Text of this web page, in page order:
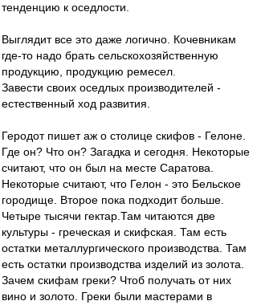
тенденцию к оседлости.
Выглядит все это даже логично. Кочевникам
где-то надо брать сельскохозяйственную
продукцию, продукцию ремесел.
Завести своих оседлых производителей -
естественный ход развития.
Геродот пишет аж о столице скифов - Гелоне.
Где он? Что он? Загадка и сегодня. Некоторые
считают, что он был на месте Саратова.
Некоторые считают, что Гелон - это Бельское
городище. Второе пока подходит больше.
Четыре тысячи гектар.Там читаются две
культуры - греческая и скифская. Там есть
остатки металлургического производства. Там
есть остатки производства изделий из золота.
Зачем скифам греки? Чтоб получать от них
вино и золото. Греки были мастерами в